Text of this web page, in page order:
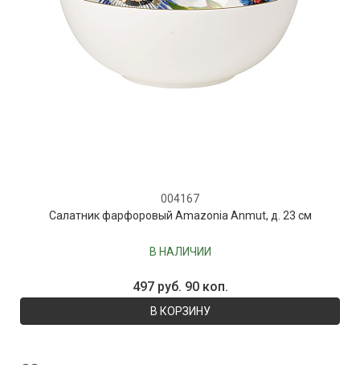
004167
Салатник фарфоровый Amazonia Anmut, д. 23 см
В НАЛИЧИИ
497 руб. 90 коп.
В КОРЗИНУ